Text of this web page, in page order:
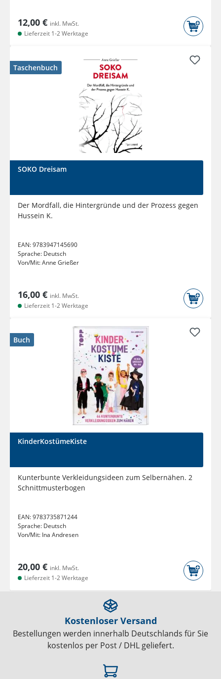
12,00 € inkl. MwSt.
Lieferzeit 1-2 Werktage
Taschenbuch
SOKO Dreisam
Der Mordfall, die Hintergründe und der Prozess gegen
Hussein K.
EAN:9783947145690
Sprache: Deutsch
Von/Mit:Anne Grießer
16,00 € inkl. MwSt.
Lieferzeit 1-2 Werktage
Buch
KinderKostümeKiste
Kunterbunte Verkleidungsideen zum Selbernähen. 2
Schnittmusterbogen
EAN:9783735871244
Sprache: Deutsch
Von/Mit: Ina Andresen
20,00 € inkl. MwSt.
Lieferzeit 1-2 Werktage
Kostenloser Versand
Bestellungen werden innerhalb Deutschlands für Sie
kostenlos per Post / DHL geliefert.